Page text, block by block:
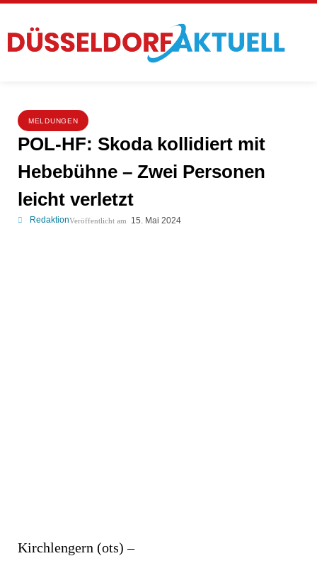
MELDUNGEN
POL-HF: Skoda kollidiert mit
Hebebühne – Zwei Personen
leicht verletzt
RedaktionVeröffentlicht am 15. Mai 2024
Kirchlengern (ots) –